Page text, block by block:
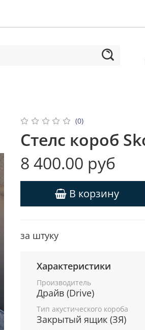
(0)
Стелс короб
8 400.00 руб
В корзину
за штуку
Характеристики
Производитель
Драйв (Drive)
Тип акустического короба
Закрытый ящик (ЗЯ)